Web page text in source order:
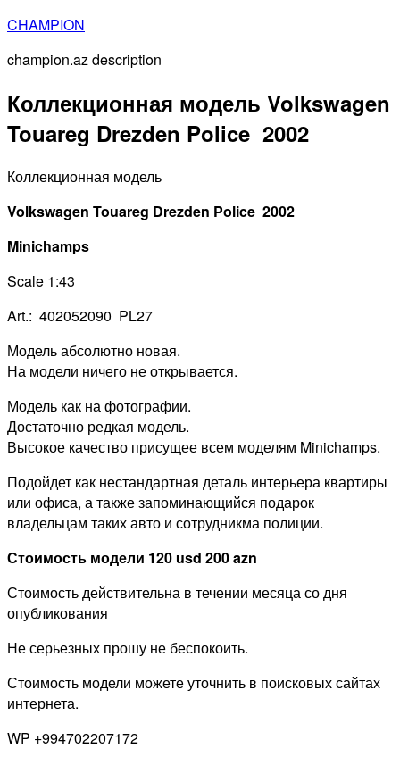
Перейти
содержимому
CHAMPION
champion.az description
Коллекционная модель Volkswagen
Touareg Drezden Police 2002
Коллекционная модель
Volkswagen Touareg Drezden Police 2002
Minichamps
Scale 1:43
Art.: 402052090 PL27
Модель абсолютно новая.
На модели ничего не открывается.
Модель как на фотографии.
Достаточно редкая модель.
Высокое качество присущее всем моделям Minichamps.
Подойдет как нестандартная деталь интерьера квартиры
или офиса, а также запоминающийся подарок
владельцам таких авто и сотрудникма полиции.
Стоимость модели 120 usd 200 azn
Стоимость действительна в течении месяца со дня
опубликования
Не серьезных прошу не беспокоить.
Стоимость модели можете уточнить в поисковых сайтах
интернета.
WP +994702207172